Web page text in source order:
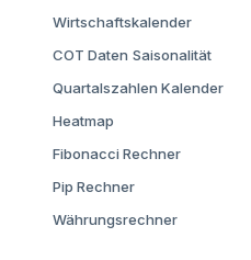
Wirtschaftskalender
COT Daten Saisonalität
Quartalszahlen Kalender
Heatmap
Fibonacci Rechner
Pip Rechner
Währungsrechner